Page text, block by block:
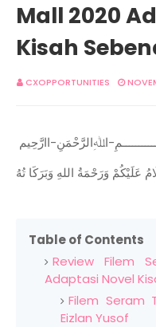
Mall 2020
Kisah
CXOPPORTUNITIES
Table of Contents
Review Filem
Adaptasi Novel
Filem Seram
Eizlan Yusof